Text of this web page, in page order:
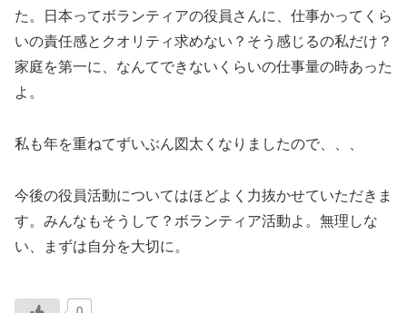
た。日本ってボランティアの役員さんに、仕事かってくら
いの責任感とクオリティ求めない？そう感じるの私だけ？
家庭を第一に、なんてできないくらいの仕事量の時あった
よ。
私も年を重ねてずいぶん図太くなりましたので、、、
今後の役員活動についてはほどよく力抜かせていただきま
す。みんなもそうして？ボランティア活動よ。無理しな
い、まずは自分を大切に。